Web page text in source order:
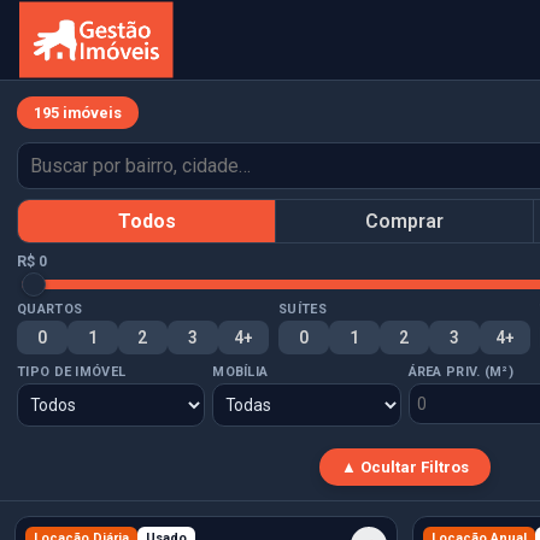
195 imóveis
Todos Comprar
R$ 0
QUARTOS
0 1 2 3 4+
SUÍTES
0 1 2 3 4+
TIPO DE IMÓVEL MOBÍLIA ÁREA PRIV. (M²)
▲ Ocultar Filtros